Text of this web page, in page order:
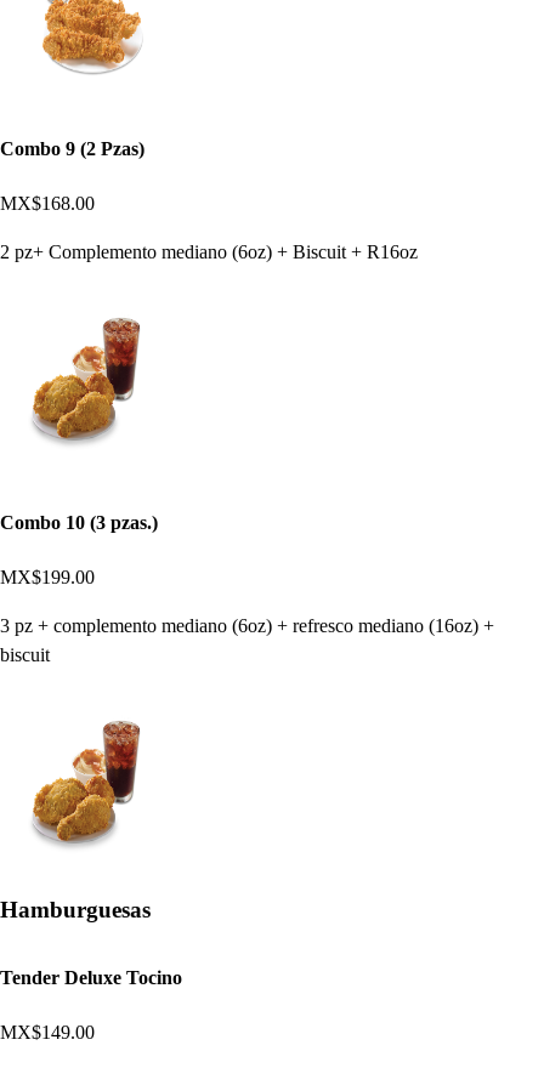
Combo 9 (2 Pzas)
MX$168.00
2 pz+ Complemento mediano (6oz) + Biscuit + R16oz
Combo 10 (3 pzas.)
MX$199.00
3 pz + complemento mediano (6oz) + refresco mediano (16oz) +
biscuit
Hamburguesas
Tender Deluxe Tocino
MX$149.00